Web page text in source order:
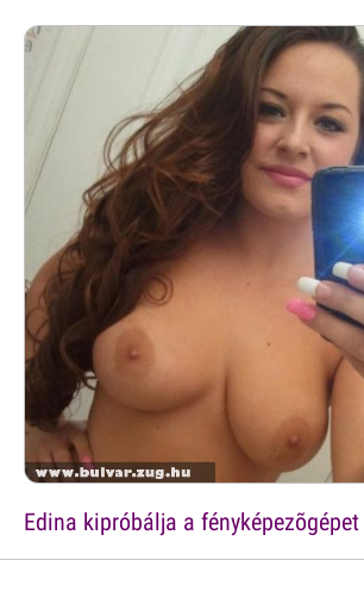
Edina kipróbálja a fényképezõgépet